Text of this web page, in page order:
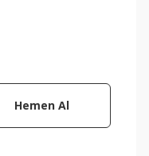
Hemen Al